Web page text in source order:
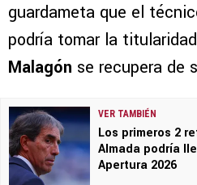
guardameta que el
podría tomar la
Malagón se recupera de
VER TAMBIÉN
Los primeros 2
Almada podría
Apertura 2026